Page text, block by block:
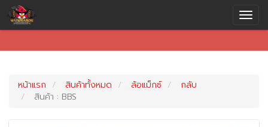
หน้าแรก สินค้าทั้งหมด ล้อแม็กซ์
กลับ
สินค้า : BBS